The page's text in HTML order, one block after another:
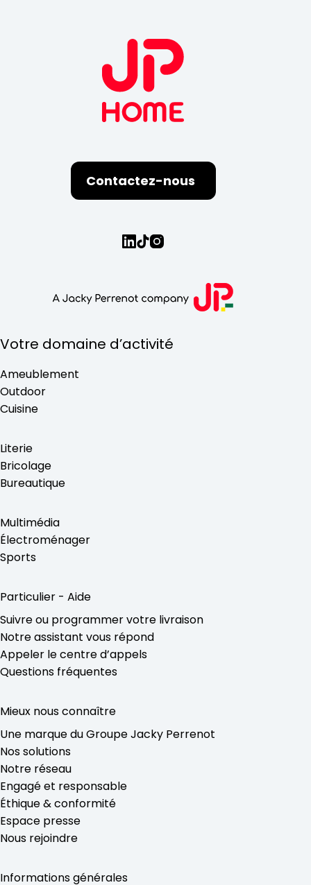
Contactez-nous
Votre domaine d’activité
Ameublement
Outdoor
Cuisine
Literie
Bricolage
Bureautique
Multimédia
Électroménager
Sports
Particulier - Aide
Suivre ou programmer votre livraison
Notre assistant vous répond
Appeler le centre d’appels
Questions fréquentes
Mieux nous connaître
Une marque du Groupe Jacky Perrenot
Nos solutions
Notre réseau
Engagé et responsable
Éthique & conformité
Espace presse
Nous rejoindre
Informations générales